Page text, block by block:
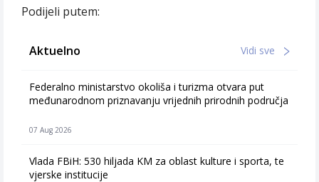
Podijeli putem:
Aktuelno Vidi sve
Federalno ministarstvo okoliša i turizma otvara put
međunarodnom priznavanju vrijednih prirodnih područja
07 Aug 2026
Vlada FBiH: 530 hiljada KM za oblast kulture i sporta, te
vjerske institucije